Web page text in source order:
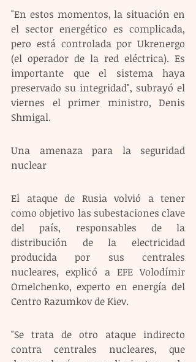
"En estos momentos, la situación en
el sector energético es complicada,
pero está controlada por Ukrenergo
(el operador de la red eléctrica). Es
importante que el sistema haya
preservado su integridad", subrayó el
viernes el primer ministro, Denis
Shmigal.
Una amenaza para la seguridad
nuclear
El ataque de Rusia volvió a tener
como objetivo las subestaciones clave
del país, responsables de la
distribución de la electricidad
producida por sus centrales
nucleares, explicó a EFE Volodímir
Omelchenko, experto en energía del
Centro Razumkov de Kiev.
"Se trata de otro ataque indirecto
contra centrales nucleares, que